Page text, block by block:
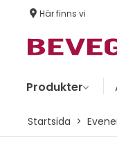
Här finns vi
Produkter
Startsida